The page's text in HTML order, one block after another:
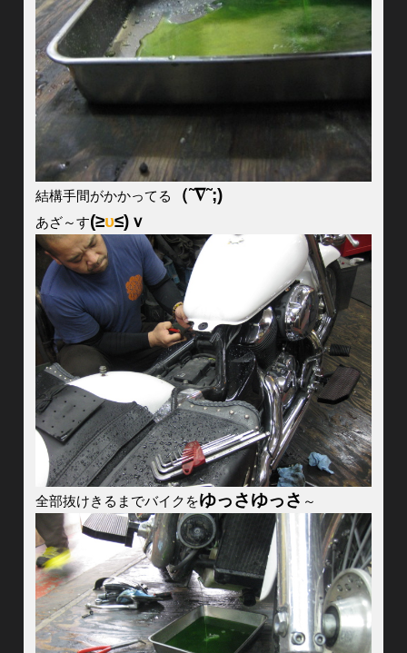
結構手間がかかってる （˜∇˜;)
あざ～す(≥υ≤)ｖ
全部抜けきるまでバイクをゆっさゆっさ ～